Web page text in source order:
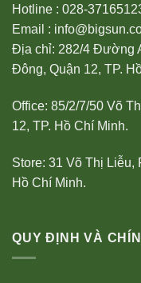
Hotline : 028-
Email :
Địa chỉ: 282/4 Đường
Đông, Quận 12, TP.
Office: 85/2/7/50 Võ
12, TP. Hồ Chí Minh.
Store: 31 Võ Thị Liễu,
Hồ Chí Minh.
QUY ĐỊNH VÀ